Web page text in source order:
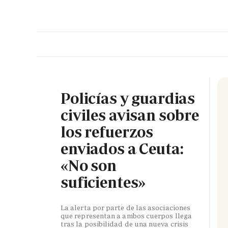
Policías y guardias
civiles avisan sobre
los refuerzos
enviados a Ceuta:
«No son
suficientes»
La alerta por parte de las asociaciones
que representan a ambos cuerpos llega
tras la posibilidad de una nueva crisis